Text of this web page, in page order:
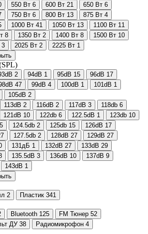
550 Вт 6 600 Вт 21 650 Вт 6
750 Вт 6 800 Вт 13 875 Вт 4
1000 Вт 41 1050 Вт 13 1100 Вт 11
8 1350 Вт 2 1400 Вт 8 1500 Вт 10
3 2025 Вт 2 2225 Вт 1
2 94dB 1 95dB 15 96dB 17
47 99dB 4 100dB 1 101dB 1
105dB 2
113dB 2 116dB 2 117dB 3 118db 6
121dB 10 122db 6 122.5dB 1 123db 10
124.5db 2 125db 15 126dB 17
127.5db 2 128dB 27 129dB 27
131дБ 1 132dB 27 133dB 29
135.5dB 3 136dB 10 137dB 9
143dB 1
2 Пластик 341
Bluetooth 125 FM Тюнер 52
ДУ 38 Радиомикрофон 4